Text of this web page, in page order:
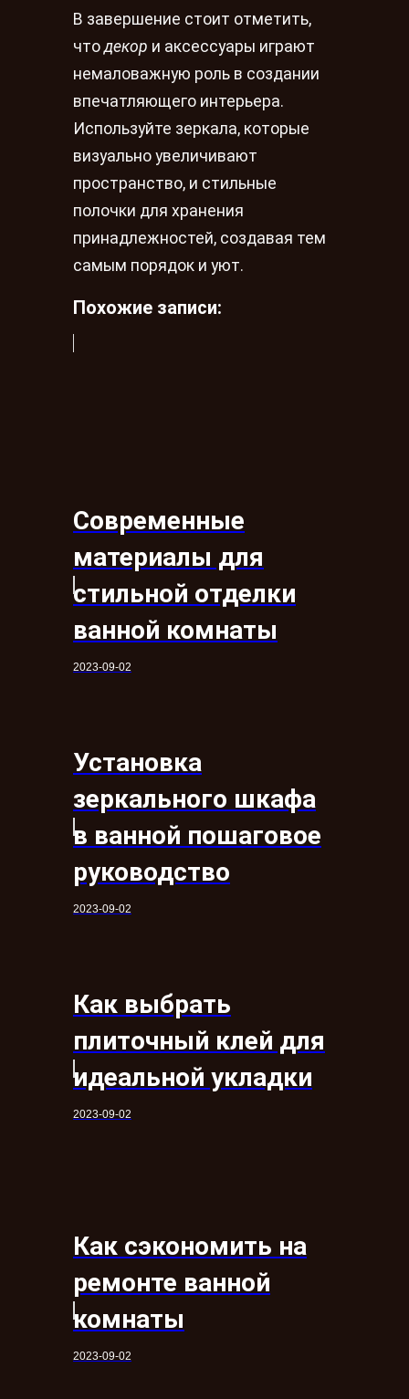
В завершение стоит отметить,
чтодекор и аксессуары играют
немаловажную роль в создании
впечатляющего интерьера.
Используйте зеркала, которые
визуально увеличивают
пространство, и стильные
полочки для хранения
принадлежностей, создавая тем
самым порядок и уют.
Похожие записи:
Современные
материалы для
стильной отделки
ванной комнаты
2023-09-02
Установка
зеркального шкафа
в ванной пошаговое
руководство
2023-09-02
Как выбрать
плиточный клей для
идеальной укладки
2023-09-02
Как сэкономить на
ремонте ванной
комнаты
2023-09-02